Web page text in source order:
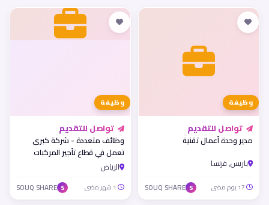
وظيفة
تواصل للتقديم
مدير وحدة أعمال تقنية
باريس, فرنسا
S
SOUQ SHARE
وظيفة
تواصل للتقديم
وظائف متعددة - شركة كبرى
تعمل في قطاع تأجير المركبات
الرياض
S
SOUQ SHARE